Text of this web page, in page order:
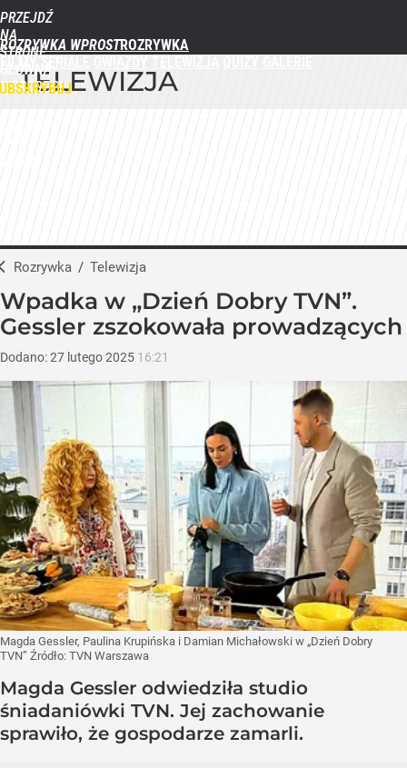
PRZEJDŹ
NA
STRONĘ
GŁÓWNĄ
WPROST.PL
ROZRYWKA WPROST
TELEWIZJA
Rozrywka / Telewizja
Wpadka w „Dzień Dobry TVN”.
Gessler zszokowała prowadzących
Dodano:27 lutego2025 16:21
Magda Gessler, Paulina Krupińska i Damian Michałowski w „Dzień Dobry
TVN” Źródło: TVN Warszawa
Magda Gessler odwiedziła studio
śniadaniówki TVN. Jej zachowanie
sprawiło, że gospodarze zamarli.